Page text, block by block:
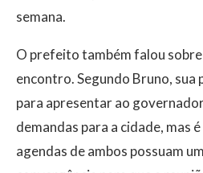
semana.
O prefeito também falou
encontro. Segundo Bruno, sua
para apresentar ao
demandas para a cidade, mas
agendas de ambos possuam